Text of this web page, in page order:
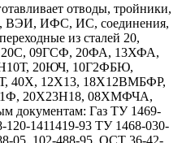
отводы, тройники,
ВЭИ, ИФС, ИС, соединения,
из сталей 20,
20С, 09ГСФ, 20ФА, 13ХФА,
20ЮЧ, 10Г2ФБЮ,
40Х, 12Х13, 18Х12ВМБФР,
20Х23Н18, 08ХМФЧА,
документам: Газ ТУ 1469-
120-1411419-93 ТУ 1468-030-
05, 102-488-95, ОСТ 36-42-